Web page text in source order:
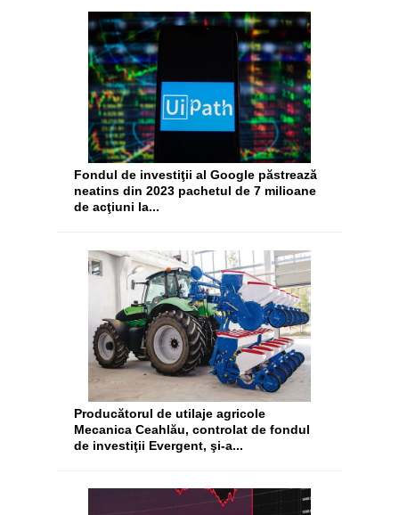
Fondul de investiţii al Google păstrează
neatins din 2023 pachetul de 7 milioane
de acţiuni la...
Producătorul de utilaje agricole
Mecanica Ceahlău, controlat de fondul
de investiţii Evergent, şi-a...